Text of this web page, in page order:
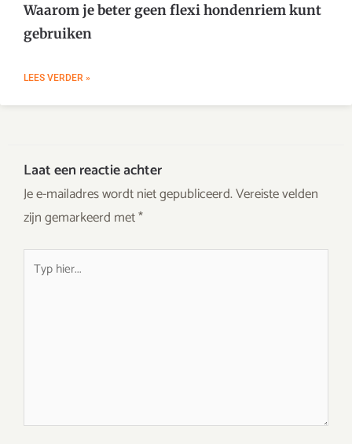
Waarom je beter geen flexi hondenriem kunt
gebruiken
LEES VERDER »
Laat een reactie achter
Je e-mailadres wordt niet gepubliceerd.Vereiste velden
zijn gemarkeerd met*
Typ